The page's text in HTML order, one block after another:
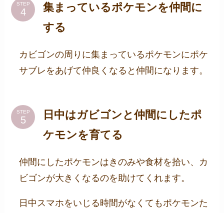
STEP
集まっているポケモンを仲間に
する
カビゴンの周りに集まっているポケモンにポケ
サブレをあげて仲良くなると仲間になります。
STEP
日中はガビゴンと仲間にしたポ
ケモンを育てる
仲間にしたポケモンはきのみや食材を拾い、カ
ビゴンが大きくなるのを助けてくれます。
日中スマホをいじる時間がなくてもポケモンた